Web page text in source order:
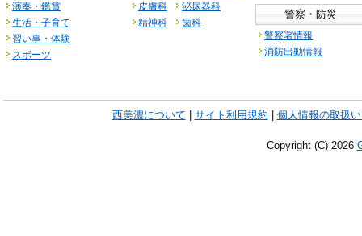
演奏・鑑賞
生活・子育て
習い事・体験
スポーツ
皮膚科
泌尿器科
精神科
歯科
警察・防災
警察署情報
消防出動情報
西美濃について サイト利用規約 個人情報の取扱
Copyright (C) 2026